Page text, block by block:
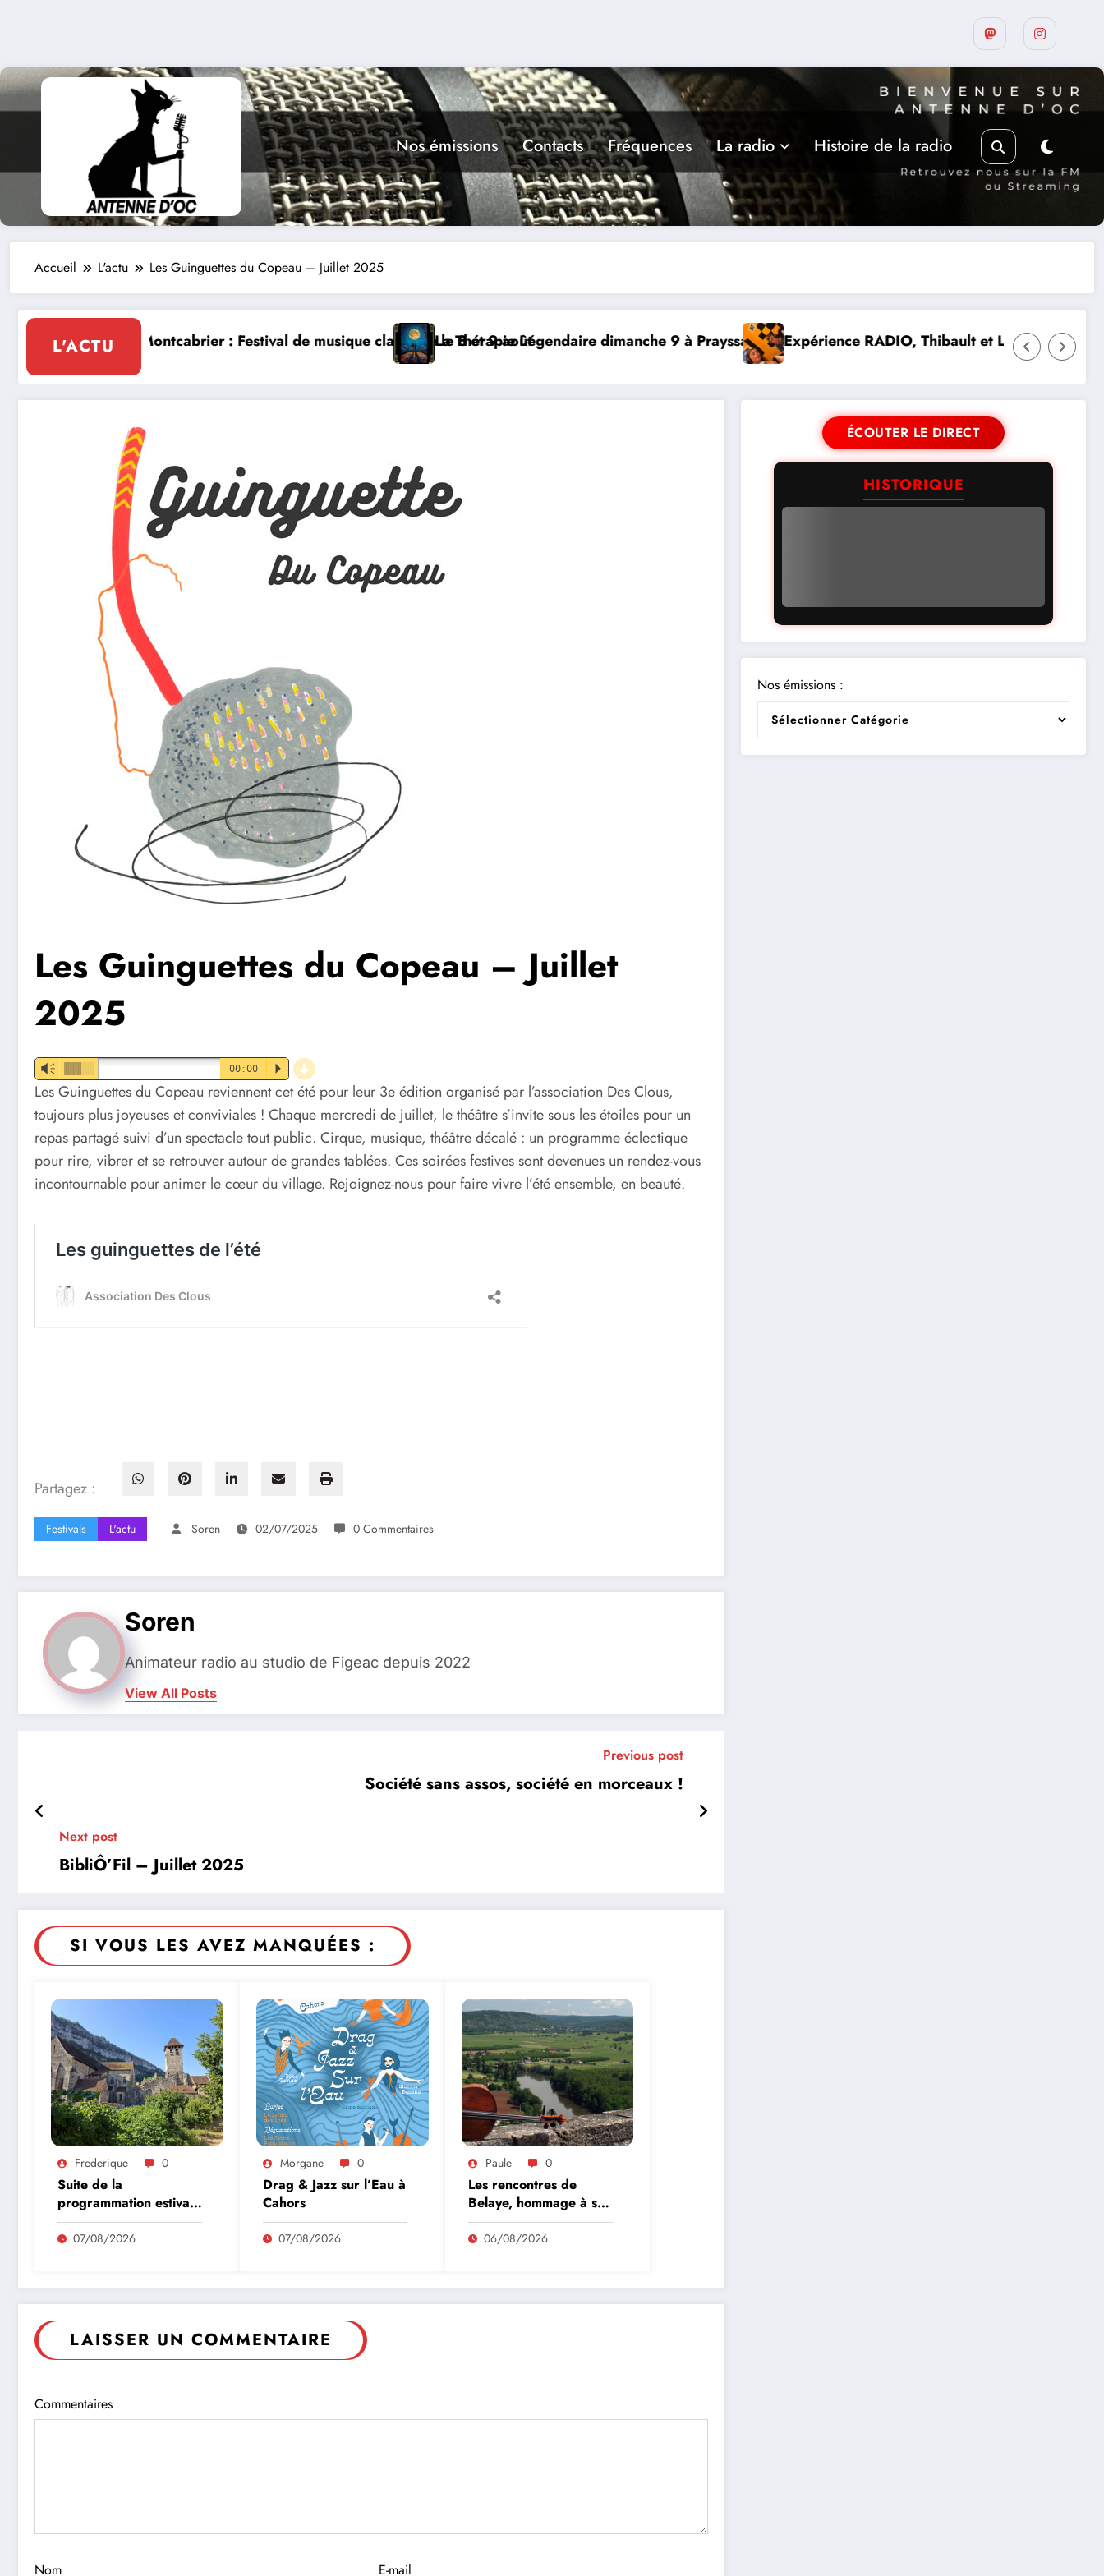
Nos émissions Contacts Fréquences La radio Histoire de la radio
Accueil L'actu Les Guinguettes du Copeau – Juillet 2025
L'ACTU
de musique classique le 8 et 9 aoûtLa Thérapie Légendaire dimanche 9 à Prayssac Expérience RADIO, Thibault et Lou-Anne d’OlmetoSuite de la programmation
Les Guinguettes du Copeau – Juillet
2025
Vm 00:00 P d
Les Guinguettes du Copeau reviennent cet été pour leur 3e édition organisé par l’association Des Clous,
toujours plus joyeuses et conviviales ! Chaque mercredi de juillet, le théâtre s’invite sous les étoiles pour un
repas partagé suivi d’un spectacle tout public. Cirque, musique, théâtre décalé : un programme éclectique
pour rire, vibrer et se retrouver autour de grandes tablées. Ces soirées festives sont devenues un rendez-vous
incontournable pour animer le cœur du village. Rejoignez-nous pour faire vivre l’été ensemble, en beauté.
Partagez :
Festivals L'actu Soren 02/07/2025 0 Commentaires
Soren
Animateur radio au studio de Figeac depuis 2022
View All Posts
Previous post
Société sans assos, société en morceaux !
Next post
BibliÔ’Fil – Juillet 2025
SI VOUS LES AVEZ MANQUÉES :
Frederique 0
Suite de la
programmation estivale
des amis de l’abbaye
de Marcilhac sur Célé
07/08/2026
Morgane 0
Drag & Jazz sur l’Eau à
Cahors
07/08/2026
Paule 0
Les rencontres de
Belaye, hommage à son
fondateur, Roland
Pidoux, violoncelliste, le
06/08/2026
LAISSER UN COMMENTAIRE
Commentaires
Nom E-mail
ÉCOUTER LE DIRECT
HISTORIQUE
Nos émissions :